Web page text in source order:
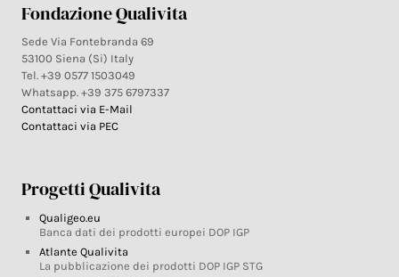
Fondazione Qualivita
Sede Via Fontebranda 69
53100 Siena (Si) Italy
Tel. +39 0577 1503049
Whatsapp. +39 375 6797337
Contattaci via E-Mail
Contattaci via PEC
Progetti Qualivita
Qualigeo.eu
Banca dati dei prodotti europei DOP IGP
Atlante Qualivita
La pubblicazione dei prodotti DOP IGP STG